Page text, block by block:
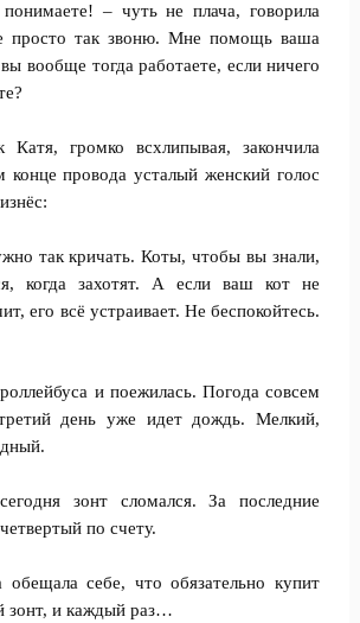
– чуть не плача, говорила
так звоню. Мне помощь ваша
вообще тогда работаете, если ничего
Катя, громко всхлипывая, закончила
конце провода усталый женский голос
так кричать. Коты, чтобы вы знали,
когда захотят. А если ваш кот не
его всё устраивает. Не беспокойтесь.
и поежилась. Погода совсем
день уже идет дождь. Мелкий,
зонт сломался. За последние
по счету.
себе, что обязательно купит
зонт, и каждый раз…